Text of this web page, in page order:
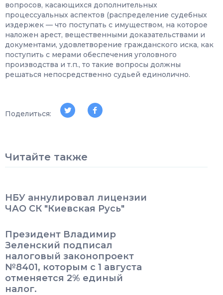
вопросов, касающихся дополнительных
процессуальных аспектов (распределение судебных
издержек — что поступать с имуществом, на которое
наложен арест, вещественными доказательствами и
документами, удовлетворение гражданского иска, как
поступить с мерами обеспечения уголовного
производства и т.п., то такие вопросы должны
решаться непосредственно судьей единолично.
Поделиться:
Читайте также
НБУ аннулировал лицензии
ЧАО СК "Киевская Русь"
Президент Владимир
Зеленский подписал
налоговый законопроект
№8401, которым с 1 августа
отменяется 2% единый
налог.